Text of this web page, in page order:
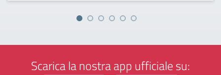
Scarica la nostra app ufficiale su: